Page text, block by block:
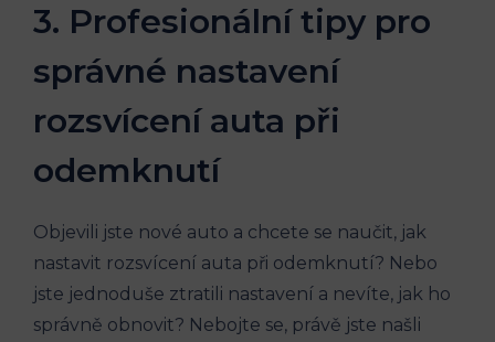
3. Profesionální tipy pro
správné nastavení
rozsvícení auta při
odemknutí
Objevili jste nové auto a chcete se naučit, jak
nastavit rozsvícení auta při odemknutí? Nebo
jste jednoduše ztratili nastavení a nevíte, jak ho
správně obnovit? Nebojte se, právě jste našli